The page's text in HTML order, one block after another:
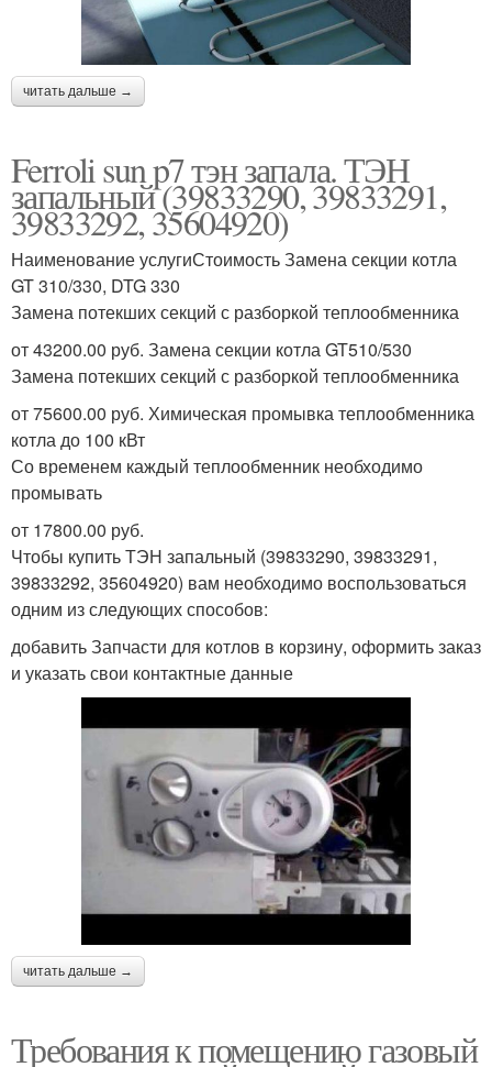
читать дальше →
Ferroli sun p7 тэн запала. ТЭН
запальный (39833290, 39833291,
39833292, 35604920)
Наименование услугиСтоимость Замена секции котла
GT 310/330, DTG 330
Замена потекших секций с разборкой теплообменника
от 43200.00 руб. Замена секции котла GT510/530
Замена потекших секций с разборкой теплообменника
от 75600.00 руб. Химическая промывка теплообменника
котла до 100 кВт
Со временем каждый теплообменник необходимо
промывать
от 17800.00 руб.
Чтобы купить ТЭН запальный (39833290, 39833291,
39833292, 35604920) вам необходимо воспользоваться
одним из следующих способов:
добавить Запчасти для котлов в корзину, оформить заказ
и указать свои контактные данные
читать дальше →
Требования к помещению газовый